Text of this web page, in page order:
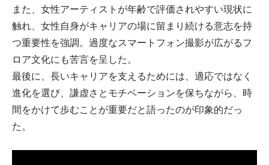
また、女性アーティストが年齢で評価されやすい現状に
触れ、女性自身がキャリアの場に留まり続ける意志を持
つ重要性を強調。過度なスマートフォン撮影が広がるフ
ロア文化にも苦言を呈した。
最後に、長いキャリアを支えるためには、適応ではなく
進化を選び、謙虚さとモチベーションを保ちながら、時
間をかけて歩むことが重要だと語ったのが印象的だっ
た。